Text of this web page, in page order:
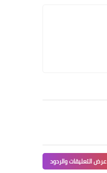
عرض التعليقات والردود